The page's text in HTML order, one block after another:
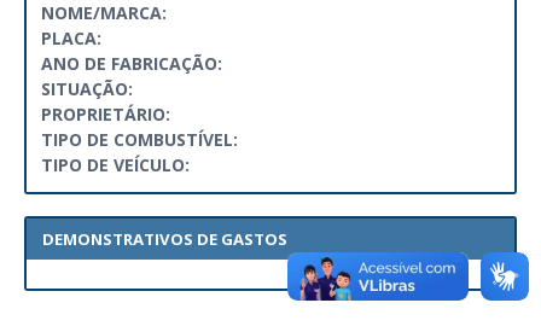
NOME/MARCA:
PLACA:
ANO DE FABRICAÇÃO:
SITUAÇÃO:
PROPRIETÁRIO:
TIPO DE COMBUSTÍVEL:
TIPO DE VEÍCULO:
DEMONSTRATIVOS DE GASTOS